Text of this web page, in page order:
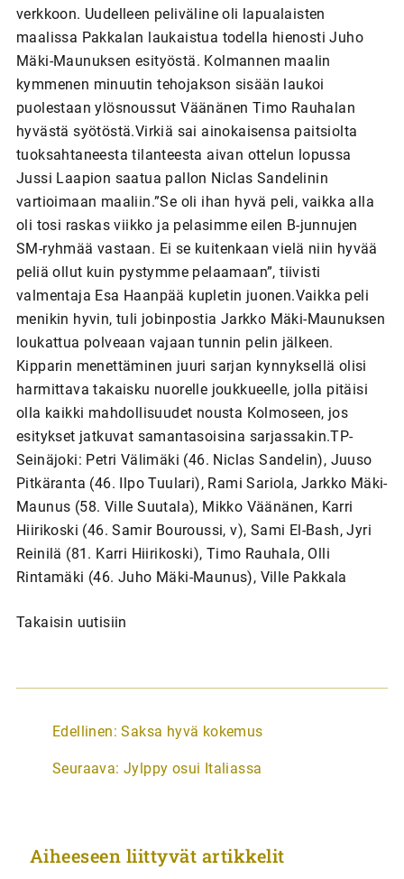
verkkoon. Uudelleen peliväline oli lapualaisten
maalissa Pakkalan laukaistua todella hienosti Juho
Mäki-Maunuksen esityöstä. Kolmannen maalin
kymmenen minuutin tehojakson sisään laukoi
puolestaan ylösnoussut Väänänen Timo Rauhalan
hyvästä syötöstä.Virkiä sai ainokaisensa paitsiolta
tuoksahtaneesta tilanteesta aivan ottelun lopussa
Jussi Laapion saatua pallon Niclas Sandelinin
vartioimaan maaliin.”Se oli ihan hyvä peli, vaikka alla
oli tosi raskas viikko ja pelasimme eilen B-junnujen
SM-ryhmää vastaan. Ei se kuitenkaan vielä niin hyvää
peliä ollut kuin pystymme pelaamaan”, tiivisti
valmentaja Esa Haanpää kupletin juonen.Vaikka peli
menikin hyvin, tuli jobinpostia Jarkko Mäki-Maunuksen
loukattua polveaan vajaan tunnin pelin jälkeen.
Kipparin menettäminen juuri sarjan kynnyksellä olisi
harmittava takaisku nuorelle joukkueelle, jolla pitäisi
olla kaikki mahdollisuudet nousta Kolmoseen, jos
esitykset jatkuvat samantasoisina sarjassakin.TP-
Seinäjoki: Petri Välimäki (46. Niclas Sandelin), Juuso
Pitkäranta (46. Ilpo Tuulari), Rami Sariola, Jarkko Mäki-
Maunus (58. Ville Suutala), Mikko Väänänen, Karri
Hiirikoski (46. Samir Bouroussi, v), Sami El-Bash, Jyri
Reinilä (81. Karri Hiirikoski), Timo Rauhala, Olli
Rintamäki (46. Juho Mäki-Maunus), Ville Pakkala
Takaisin uutisiin
A
t
k
Edellinen: Saksa hyvä kokemus
Seuraava: Jylppy osui Italiassa
Aiheeseen liittyvät artikkelit